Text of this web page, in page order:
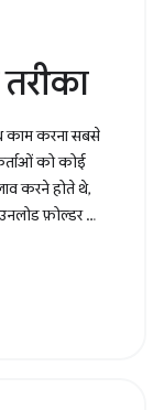
काम करना सबसे
को कोई
करने होते थे,
फ़ोल्डर में